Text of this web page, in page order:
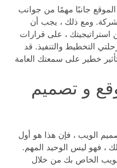
جانبًا مهمًا من جوانب
ومع ذلك ، يجب أن
، على قرارات
التخطيط والتنفيذ. قد
خطير على سمعتك العامة
و تصميم
الويب ، فإن هذا هو أول
، فهو ليس الوحيد المهم.
الخاص بك من خلال